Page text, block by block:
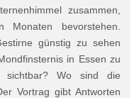
zusammen,
bevorstehen.
günstig zu sehen
in Essen zu
sichtbar? Wo sind die
Vortrag gibt Antworten